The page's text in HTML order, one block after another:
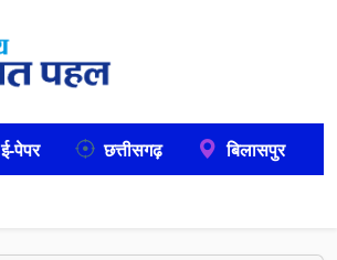
ई-पेपर छत्तीसगढ़ बिलासपुर